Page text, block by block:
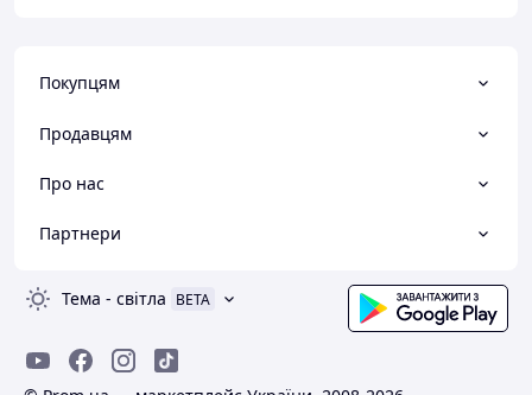
Покупцям
Продавцям
Про нас
Партнери
Тема - світла BETA